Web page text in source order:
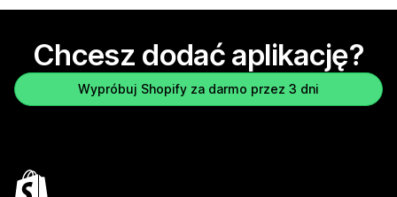
Chcesz dodać aplikację?
Wypróbuj Shopify za darmo przez 3 dni